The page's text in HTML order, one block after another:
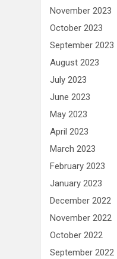
November 2023
October 2023
September 2023
August 2023
July 2023
June 2023
May 2023
April 2023
March 2023
February 2023
January 2023
December 2022
November 2022
October 2022
September 2022